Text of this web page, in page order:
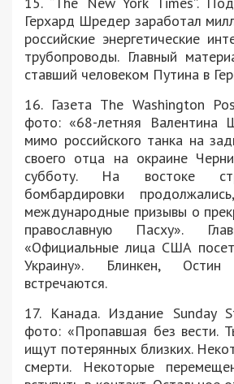
Герхард Шредер заработал
российские энергетические
трубопроводы. Главный
ставший человеком Путина в
16. Газета The Washington
фото: «68-летняя Валентина
мимо российского танка на
своего отца на окраине
субботу. На востоке
бомбардировки
международные призывы о
православную Пасху».
«Официальные лица США
Украину». Блинкен,
встречаются.
17. Канада. Издание Sunday
фото: «Пропавшая без вести.
ищут потерянных близких.
смерти. Некоторые